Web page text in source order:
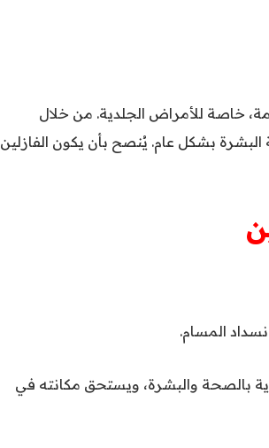
خاصة للأمراض الجلدية. من خلال
بشكل عام. يُنصح بأن يكون الفازلين
المسام.
بالصحة والبشرة، ويستحق مكانته في